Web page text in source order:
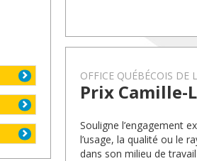
OFFICE QUÉBÉCOIS DE
Prix Camille-
Souligne l’engagement
l’usage, la qualité ou le
dans son milieu de